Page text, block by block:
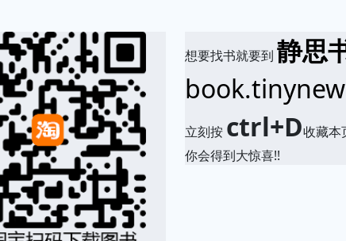
想要找书就要到静思
立刻按 ctrl+D收藏本
你会得到大惊喜!!